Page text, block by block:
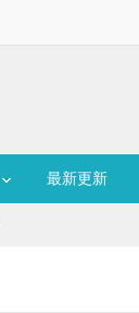
最新更新